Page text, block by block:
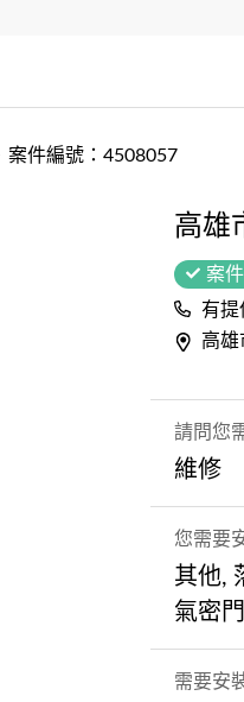
案件編號：4508057
高雄
案
有提
高雄
請問您
維修
您需要
其他,
氣密
需要安